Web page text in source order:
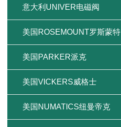
意大利UNIVER电磁阀
美国ROSEMOUNT罗斯蒙特
美国PARKER派克
美国VICKERS威格士
美国NUMATICS纽曼帝克